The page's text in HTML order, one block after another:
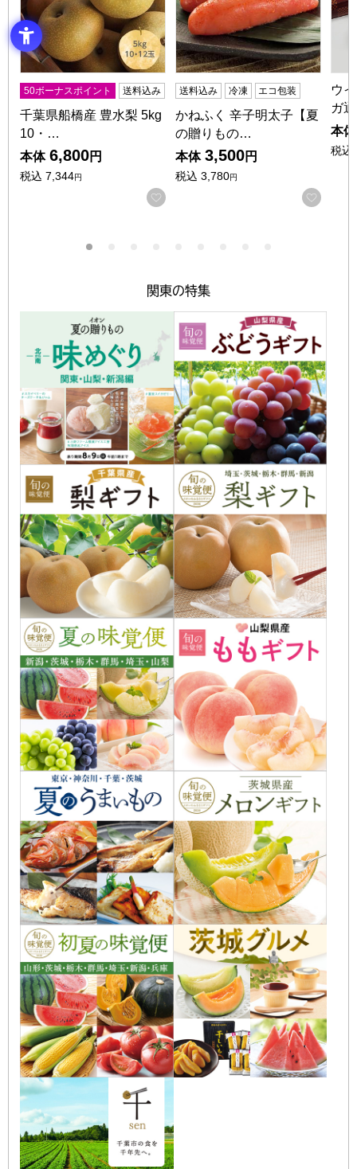
50ボーナスポイント 送料込み
千葉県船橋産 豊水梨 5kg
10・…
本体 6,800円
税込 7,344円
お気に入りに登録する
送料込み 冷凍 エコ包装
かねふく 辛子明太子【夏
の贈りもの…
本体 3,500円
税込 3,780円
お気
ウ
ガ
本体
税込
関東の特集